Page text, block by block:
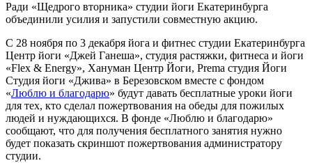
Ради «Щедрого вторника» студии йоги Екатеринбурга
объединили усилия и запустили совместную акцию.
С 28 ноября по 3 декабря йога и фитнес студии Екатеринбурга
Центр йоги «Джей Ганеша», студия растяжки, фитнеса и йоги
«Flex & Energy», Хануман Центр Йоги, Prema студия Йоги
Студия йоги «Джива» в Березовском вместе с фондом
«Люблю и благодарю» будут давать бесплатные уроки йоги
для тех, кто сделал пожертвования на обеды для пожилых
людей и нуждающихся. В фонде «Люблю и благодарю»
сообщают, что для получения бесплатного занятия нужно
будет показать скриншот пожертвования администратору
студии.